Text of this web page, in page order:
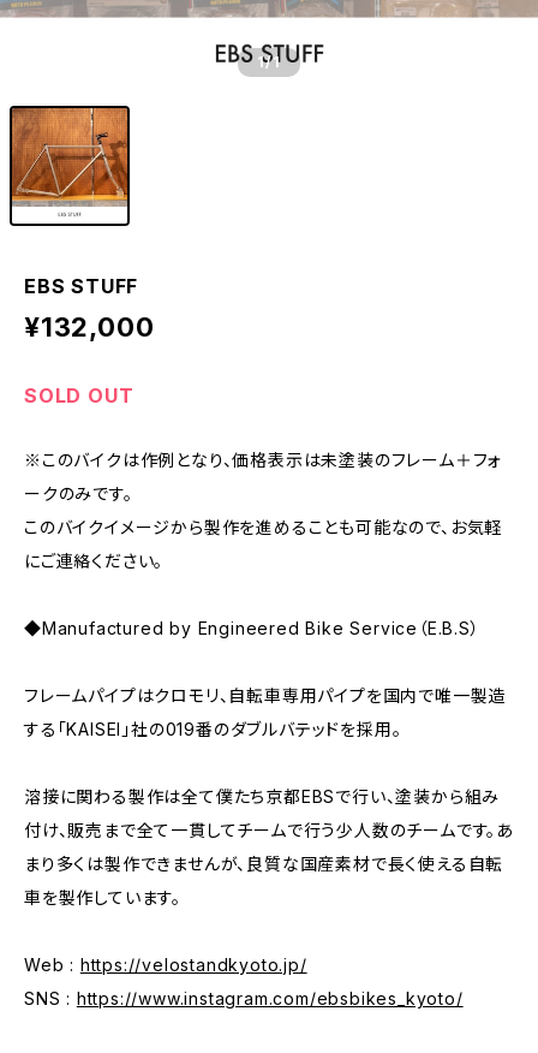
1/1
EBS STUFF
¥132,000
SOLD OUT
※このバイクは作例となり、価格表示は未塗装のフレーム＋フォ
ークのみです。
このバイクイメージから製作を進めることも可能なので、お気軽
にご連絡ください。
◆Manufactured by Engineered Bike Service（E.B.S）
フレームパイプはクロモリ、自転車専用パイプを国内で唯一製造
する「KAISEI」社の019番のダブルバテッドを採用。
溶接に関わる製作は全て僕たち京都EBSで行い、塗装から組み
付け、販売まで全て一貫してチームで行う少人数のチームです。あ
まり多くは製作できませんが、良質な国産素材で長く使える自転
車を製作しています。
Web : https://velostandkyoto.jp/
SNS : https://www.instagram.com/ebsbikes_kyoto/